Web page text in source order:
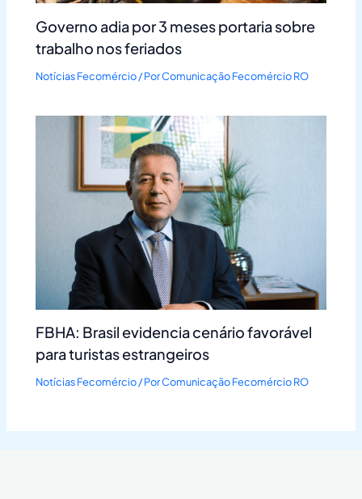
Governo adia por 3 meses portaria sobre
trabalho nos feriados
Notícias Fecomércio/ PorComunicação Fecomércio RO
FBHA: Brasil evidencia cenário favorável
para turistas estrangeiros
Notícias Fecomércio/ PorComunicação Fecomércio RO